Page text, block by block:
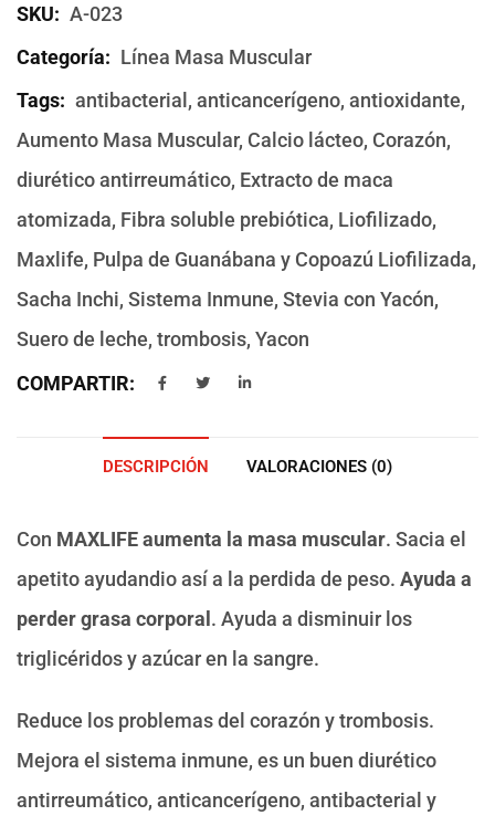
SKU: A-023
Categoría: Línea Masa Muscular
Tags: antibacterial, anticancerígeno, antioxidante,
Aumento Masa Muscular, Calcio lácteo, Corazón,
diurético antirreumático, Extracto de maca
atomizada, Fibra soluble prebiótica, Liofilizado,
Maxlife, Pulpa de Guanábana y Copoazú Liofilizada,
Sacha Inchi, Sistema Inmune, Stevia con Yacón,
Suero de leche, trombosis, Yacon
COMPARTIR:
DESCRIPCIÓN VALORACIONES (0)
Con MAXLIFEaumenta la masa muscular. Sacia el
apetito ayudandio así a la perdida de peso. Ayuda a
perder grasa corporal . Ayuda a disminuir los
triglicéridos y azúcar en la sangre.
Reduce los problemas del corazón y trombosis.
Mejora el sistema inmune, es un buen diurético
antirreumático, anticancerígeno, antibacterial y